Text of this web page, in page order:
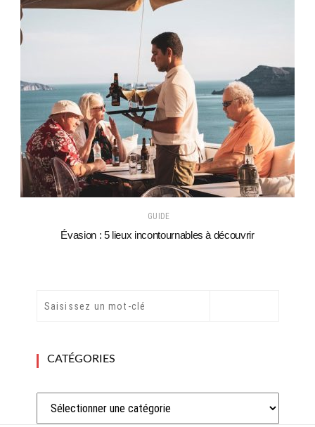
GUIDE
Évasion : 5 lieux incontournables à découvrir
CATÉGORIES